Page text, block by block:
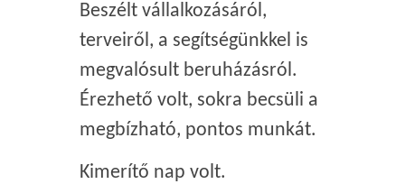
Beszélt vállalkozásáról,
terveiről, a segítségünkkel is
megvalósult beruházásról.
Érezhető volt, sokra becsüli a
megbízható, pontos munkát.
Kimerítő nap volt.